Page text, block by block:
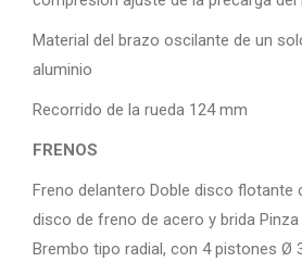
Material del brazo oscilante de un
aluminio
Recorrido de la rueda 124 mm
FRENOS
Freno delantero Doble disco flotante
disco de freno de acero y brida
Brembo tipo radial, con 4 pistones Ø